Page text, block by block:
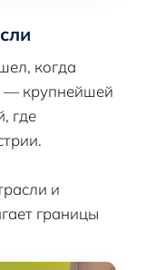
когда
— крупнейшей
где
и
границы